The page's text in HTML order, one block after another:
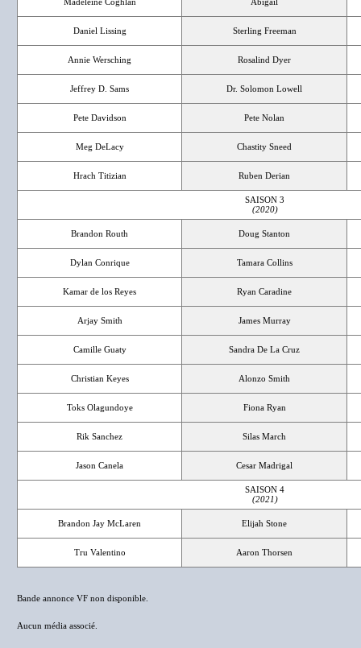
Daniel Lissing Sterling Freeman
Annie Wersching Rosalind Dyer
Jeffrey D. Sams Dr. Solomon Lowell
Pete Davidson Pete Nolan
Meg DeLacy Chastity Sneed
Hrach Titizian Ruben Derian
SAISON 3
(2020)
Brandon Routh Doug Stanton
Dylan Conrique Tamara Collins
Kamar de los Reyes Ryan Caradine
Arjay Smith James Murray
Camille Guaty Sandra De La Cruz
Christian Keyes Alonzo Smith
Toks Olagundoye Fiona Ryan
Rik Sanchez Silas March
Jason Canela Cesar Madrigal
SAISON 4
(2021)
Brandon Jay McLaren Elijah Stone
Tru Valentino Aaron Thorsen
Bande annonce VF non disponible.
Aucun média associé.